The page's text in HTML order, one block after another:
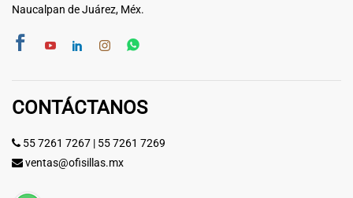
Naucalpan de Juárez, Méx.
CONTÁCTANOS
55 7261 7267 | 55 7261 7269
ventas@ofisillas.mx